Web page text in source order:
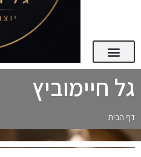
גל חיימוביץ
דף הבית